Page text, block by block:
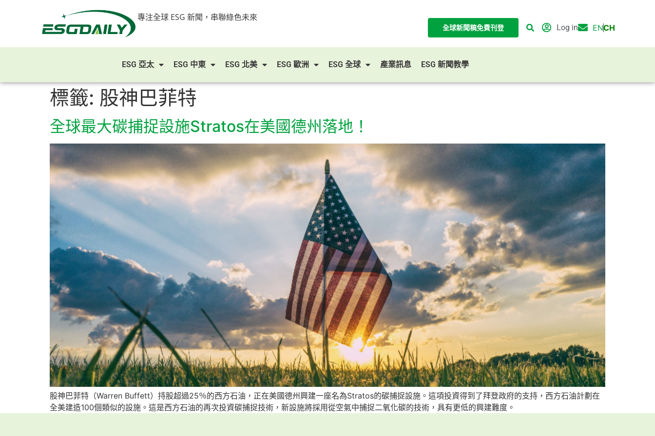
專注全球 ESG 新聞，串聯綠色未來
全球新聞稿免費刊登 Log in ENCH
ESG 亞太 ESG 中東 ESG 北美 ESG 歐洲 ESG 全球 產業訊息 ESG 新聞教學
標籤: 股神巴菲特
全球最大碳捕捉設施Stratos在美國德州落地！
股神巴菲特（Warren Buffett）持股超過25％的西方石油，正在美國德州興建一座名為Stratos的碳捕捉設施。這項投資得到了拜登政府的支持，西方石油計劃在
全美建造100個類似的設施。這是西方石油的再次投資碳捕捉技術，新設施將採用從空氣中捕捉二氧化碳的技術，具有更低的興建難度。